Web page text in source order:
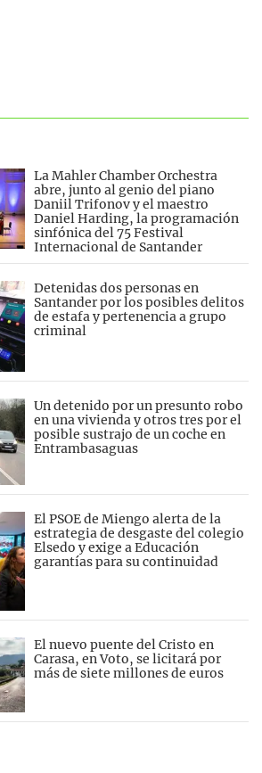
La Mahler Chamber Orchestra
abre, junto al genio del piano
Daniil Trifonov y el maestro
Daniel Harding, la programación
sinfónica del 75 Festival
Internacional de Santander
Detenidas dos personas en
Santander por los posibles delitos
de estafa y pertenencia a grupo
criminal
Un detenido por un presunto robo
en una vivienda y otros tres por el
posible sustrajo de un coche en
Entrambasaguas
El PSOE de Miengo alerta de la
estrategia de desgaste del colegio
Elsedo y exige a Educación
garantías para su continuidad
El nuevo puente del Cristo en
Carasa, en Voto, se licitará por
más de siete millones de euros